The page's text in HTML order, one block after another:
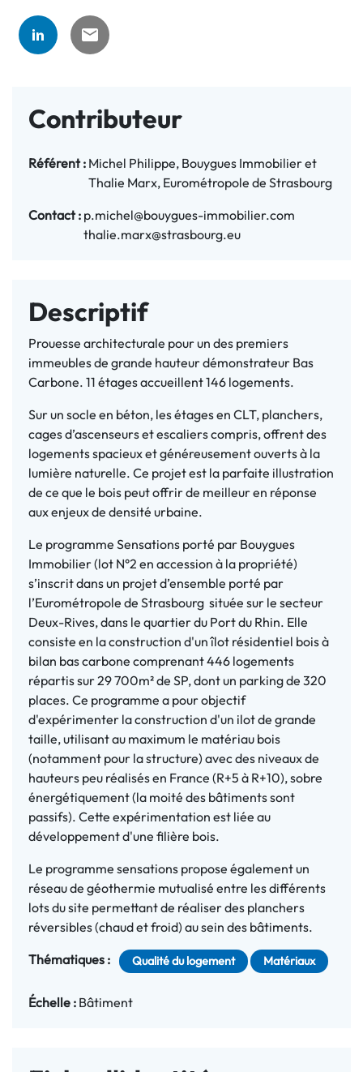
Contributeur
Référent : Michel Philippe, Bouygues Immobilier et
Thalie Marx, Eurométropole de Strasbourg
Contact : p.michel@bouygues-immobilier.com
thalie.marx@strasbourg.eu
Descriptif
Prouesse architecturale pour un des premiers
immeubles de grande hauteur démonstrateur Bas
Carbone. 11 étages accueillent 146 logements.
Sur un socle en béton, les étages en CLT, planchers,
cages d’ascenseurs et escaliers compris, offrent des
logements spacieux et généreusement ouverts à la
lumière naturelle. Ce projet est la parfaite illustration
de ce que le bois peut offrir de meilleur en réponse
aux enjeux de densité urbaine.
Le programme Sensations porté par Bouygues
Immobilier (lot N°2 en accession à la propriété)
s’inscrit dans un projet d’ensemble porté par
l’Eurométropole de Strasbourg située sur le secteur
Deux-Rives, dans le quartier du Port du Rhin. Elle
consiste en la construction d'un îlot résidentiel bois à
bilan bas carbone comprenant 446 logements
répartis sur 29 700m² de SP, dont un parking de 320
places. Ce programme a pour objectif
d'expérimenter la construction d'un ilot de grande
taille, utilisant au maximum le matériau bois
(notamment pour la structure) avec des niveaux de
hauteurs peu réalisés en France (R+5 à R+10), sobre
énergétiquement (la moité des bâtiments sont
passifs). Cette expérimentation est liée au
développement d'une filière bois.
Le programme sensations propose également un
réseau de géothermie mutualisé entre les différents
lots du site permettant de réaliser des planchers
réversibles (chaud et froid) au sein des bâtiments.
Thématiques :
Qualité du logement Matériaux
Échelle : Bâtiment